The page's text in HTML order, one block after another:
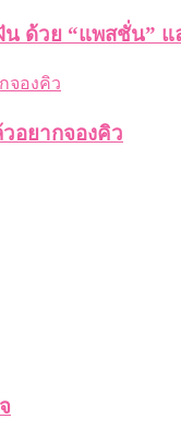
ด้วย “แพสชั่น” แ
อยากจองคิว